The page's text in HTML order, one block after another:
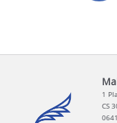
1
CS